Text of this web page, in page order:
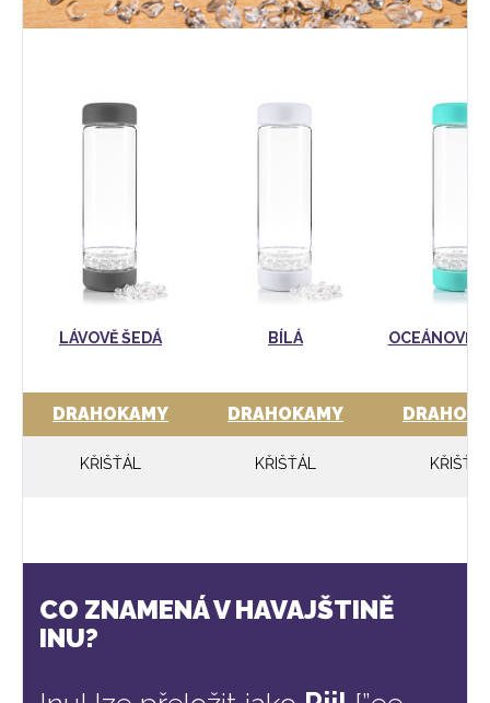
LÁVOVĚ ŠEDÁ BÍLÁ OCEÁNOVĚ
DRAHOKAMY
KŘIŠŤÁL
DRAHOKAMY
KŘIŠŤÁL KŘIŠŤÁL
CO ZNAMENÁ V HAVAJŠTINĚ
INU?